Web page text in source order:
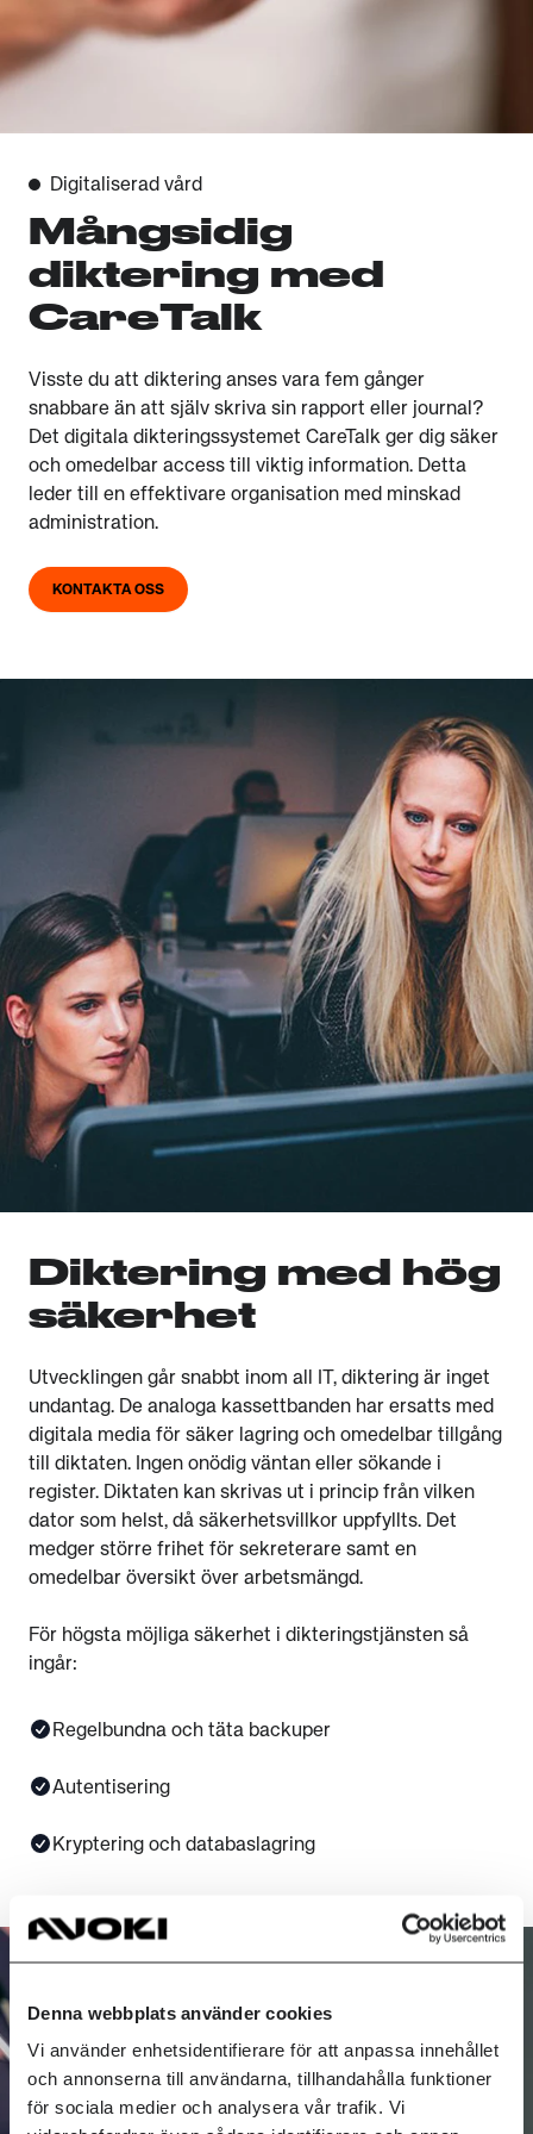
Denna webbplats använder cookies
Vi använder enhetsidentifierare för att anpassa innehållet
och annonserna till användarna, tillhandahålla funktioner
för sociala medier och analysera vår trafik. Vi
Digitaliserad vård
Mångsidig
diktering med
CareTalk
Visste du att diktering anses vara fem gånger
snabbare än att själv skriva sin rapport eller journal?
Det digitala dikteringssystemet CareTalk ger dig säker
och omedelbar access till viktig information. Detta
leder till en effektivare organisation med minskad
administration.
KONTAKTA OSS
Diktering med hög
säkerhet
Utvecklingen går snabbt inom all IT, diktering är inget
undantag. De analoga kassettbanden har ersatts med
digitala media för säker lagring och omedelbar tillgång
till diktaten. Ingen onödig väntan eller sökande i
register. Diktaten kan skrivas ut i princip från vilken
dator som helst, då säkerhetsvillkor uppfyllts. Det
medger större frihet för sekreterare samt en
omedelbar översikt över arbetsmängd.
För högsta möjliga säkerhet i dikteringstjänsten så
ingår:
Regelbundna och täta backuper
Autentisering
Kryptering och databaslagring